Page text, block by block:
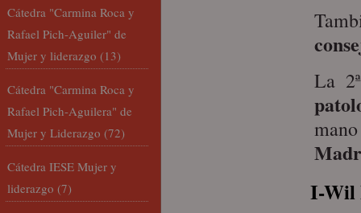
La
I-Wil
Cátedra "Carmina Roca y
Rafael Pich-Aguiler" de
Mujer y liderazgo (13)
Cátedra "Carmina Roca y
Rafael Pich-Aguilera" de
Mujer y Liderazgo (72)
Cátedra IESE Mujer y
liderazgo (7)